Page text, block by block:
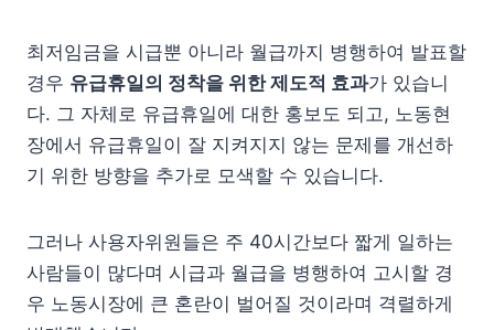
최저임금을 시급뿐 아니라 월급까지 병행하여 발표할
경우 유급휴일의 정착을 위한 제도적 효과가 있습니
다. 그 자체로 유급휴일에 대한 홍보도 되고, 노동현
장에서 유급휴일이 잘 지켜지지 않는 문제를 개선하
기 위한 방향을 추가로 모색할 수 있습니다.
그러나 사용자위원들은 주 40시간보다 짧게 일하는
사람들이 많다며 시급과 월급을 병행하여 고시할 경
우 노동시장에 큰 혼란이 벌어질 것이라며 격렬하게